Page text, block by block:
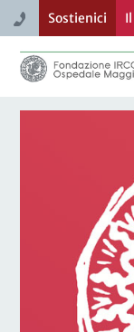
Sostienici Il